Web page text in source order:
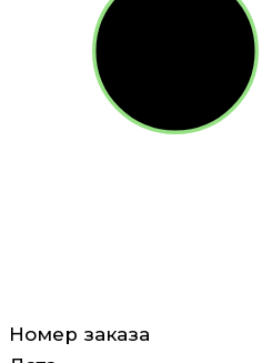
Номер заказа